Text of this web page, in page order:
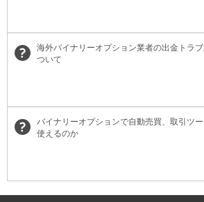
海外バイナリーオプション業者の出金トラ
ついて
バイナリーオプションで自動売買、取引ツ
使えるのか